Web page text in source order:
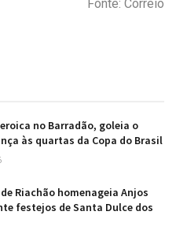
Fonte: Correio
no Barradão, goleia o
às quartas da Copa do Brasil
Riachão homenageia Anjos
festejos de Santa Dulce dos